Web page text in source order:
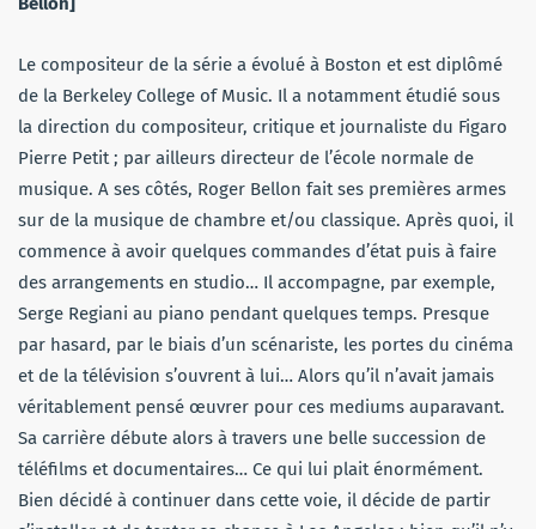
Le compositeur de la série a évolué à Boston et est diplômé
de la Berkeley College of Music. Il a notamment étudié sous
la direction du compositeur, critique et journaliste du Figaro
Pierre Petit ; par ailleurs directeur de l’école normale de
musique. A ses côtés, Roger Bellon fait ses premières armes
sur de la musique de chambre et/ou classique. Après quoi, il
commence à avoir quelques commandes d’état puis à faire
des arrangements en studio… Il accompagne, par exemple,
Serge Regiani au piano pendant quelques temps. Presque
par hasard, par le biais d’un scénariste, les portes du cinéma
et de la télévision s’ouvrent à lui… Alors qu’il n’avait jamais
véritablement pensé œuvrer pour ces mediums auparavant.
Sa carrière débute alors à travers une belle succession de
téléfilms et documentaires… Ce qui lui plait énormément.
Bien décidé à continuer dans cette voie, il décide de partir